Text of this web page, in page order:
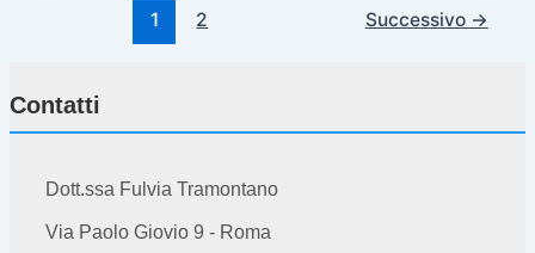
1 2 Successivo →
Contatti
Dott.ssa Fulvia Tramontano
Via Paolo Giovio 9 - Roma